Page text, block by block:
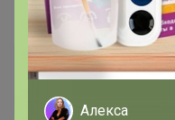
nadusha-
Алекса